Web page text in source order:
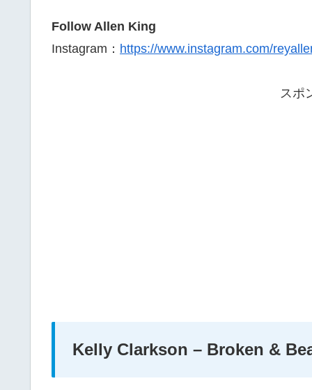
Follow Allen King
Instagram： https://www.instagram.com/
スポ
Kelly Clarkson – Broken &